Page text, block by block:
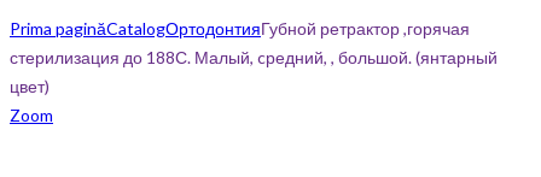
Prima paginăCatalogОртодонтияГубной ретрактор ,горячая
стерилизация до 188С. Малый, cредний, , большой. (янтарный
цвет)
Zoom